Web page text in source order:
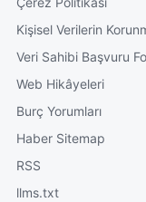
Kişisel Verilerin
Veri Sahibi Başvuru
Web Hikâyeleri
Burç Yorumları
Haber Sitemap
RSS
llms.txt